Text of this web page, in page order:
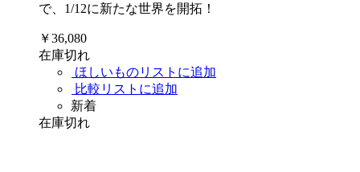
で、1/12に新たな世界を開拓！
￥36,080
在庫切れ
ほしいものリストに追加
比較リストに追加
新着
在庫切れ